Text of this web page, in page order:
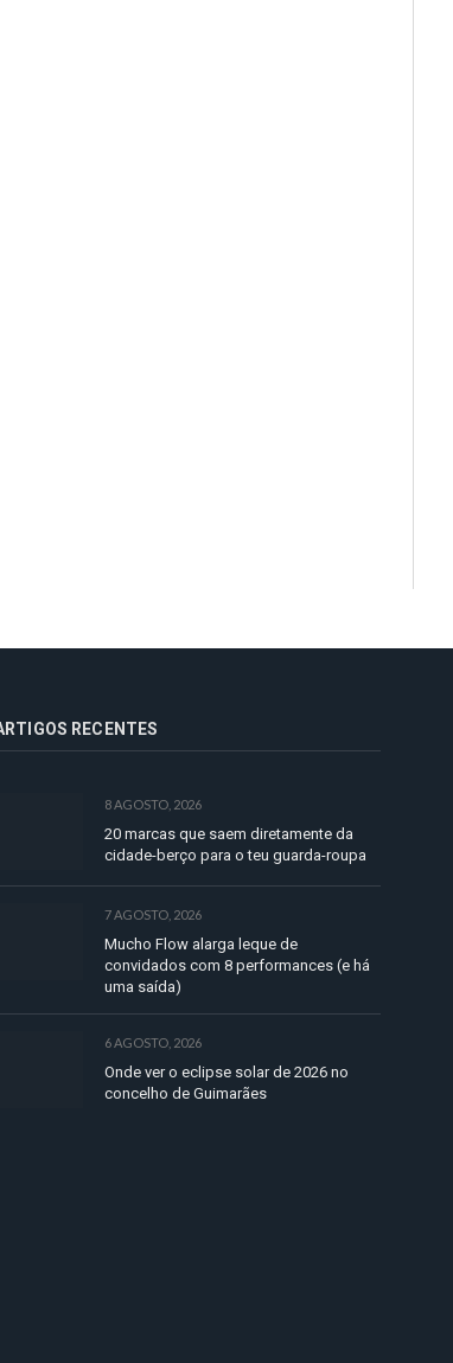
RECENTES
8 AGOSTO, 2026
20 marcas que saem diretamente da
cidade-berço para o teu guarda-roupa
7 AGOSTO, 2026
Mucho Flow alarga leque de
convidados com 8 performances (e há
uma saída)
6 AGOSTO, 2026
Onde ver o eclipse solar de 2026 no
concelho de Guimarães